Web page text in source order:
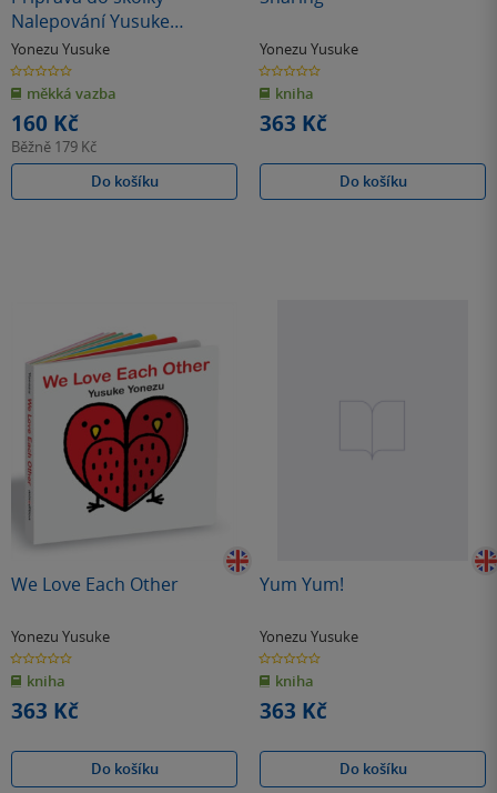
Nalepování Yusuke
Yonezu, Naoko Tajima,
Motohira Keira, Rieko
Yoshi
Yonezu Yusuke
0.0
z
5
hvězdiček
měkká vazba
160 Kč
Běžně 179 Kč
Do košíku
Yonezu Yusuke
0.0
z
5
hvězdiček
kniha
363 Kč
Do košíku
We Love Each Other
Yonezu Yusuke
0.0
z
5
hvězdiček
kniha
363 Kč
Do košíku
Yum Yum!
Yonezu Yusuke
0.0
z
5
hvězdiček
kniha
363 Kč
Do košíku